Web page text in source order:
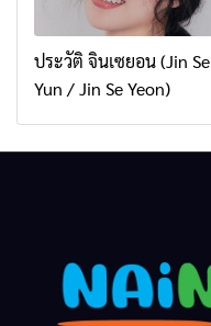
ประวัติ จินเซยอน (Jin Se
Yun / Jin Se Yeon)